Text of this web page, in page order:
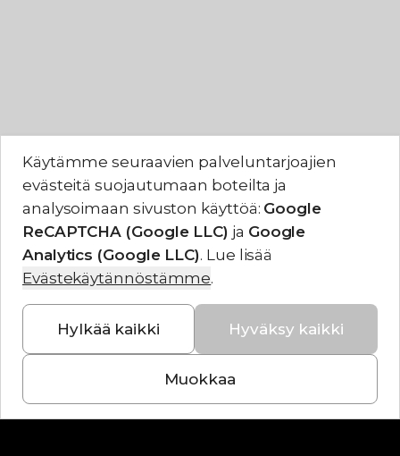
Käytämme seuraavien palveluntarjoajien
evästeitäsuojautumaan boteilta ja
analysoimaan sivuston käyttöä: Google
ReCAPTCHA (Google LLC) ja Google
Analytics (Google LLC). Lue lisää
Evästekäytännöstämme.
Hylkää kaikki Hyväksy kaikki
Muokkaa